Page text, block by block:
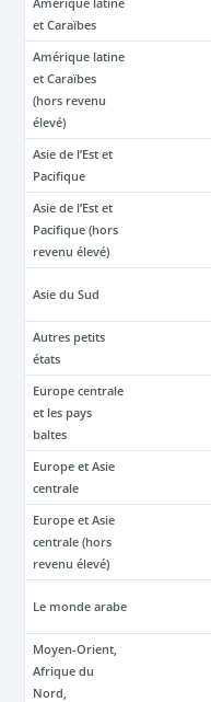
et Caraïbes
Amérique latine
et Caraïbes
(hors revenu
élevé)
Asie de l’Est et
Pacifique
Asie de l’Est et
Pacifique (hors
revenu élevé)
Asie du Sud
Autres petits
états
Europe centrale
et les pays
baltes
Europe et Asie
centrale
Europe et Asie
centrale (hors
revenu élevé)
Le monde arabe
Moyen-Orient,
Afrique du
Nord,